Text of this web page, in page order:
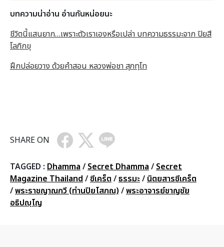
บทความน่าอ่าน อ่านกันหน่อยนะ
ชีวิตนี้แสนยาก…เพราะตัวเราเองหรือเปล่า บทความธรรมะจาก ปิยสี
โลภิกขุ
ฝึกปล่อยวาง ด้วยคำสอน หลวงพ่อชา สุภทฺโท
SHARE ON
TAGGED : Dhamma / Secret Dhamma / Secret
Magazine Thailand /ซีเคร็ต /ธรรมะ/ นิตยสารซีเคร็ต
/พระราชญาณกวี (ท่านปิยโสภณ) /พระอาจารย์ชาญชัย
อธิปญฺโญ